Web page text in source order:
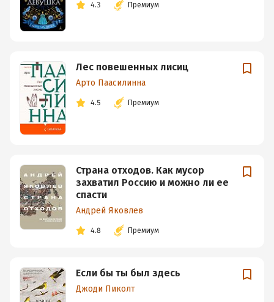
4.3 Премиум
Лес повешенных лисиц
Арто Паасилинна
4.5 Премиум
Страна отходов. Как мусор
захватил Россию и можно ли ее
спасти
Андрей Яковлев
4.8 Премиум
Если бы ты был здесь
Джоди Пиколт